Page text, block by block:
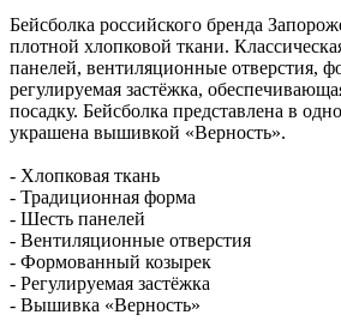
Бейсболка российского бренда
плотной хлопковой ткани.
панелей, вентиляционные отверстия,
регулируемая застёжка,
посадку. Бейсболка представлена в
украшена вышивкой «Верность».
- Хлопковая ткань
- Традиционная форма
- Шесть панелей
- Вентиляционные отверстия
- Формованный козырек
- Регулируемая застёжка
- Вышивка «Верность»